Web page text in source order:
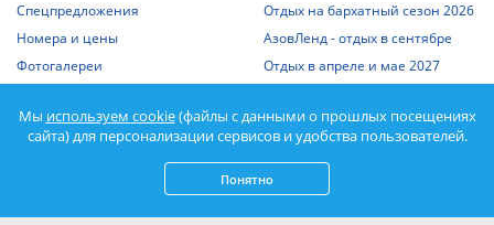
Спецпредложения
Номера и цены
Фотогалереи
Отдых с детьми
Отдых на Азовском море
Отдых на бархатный сезон 2026
АзовЛенд - отдых в сентябре
Отдых в апреле и мае 2027
Выписка из единого реестра
объектов классификации
Мы используем cookie(файлы с данными о прошлых посещениях
сайта) для персонализации сервисов и удобства пользователей.
Понятно